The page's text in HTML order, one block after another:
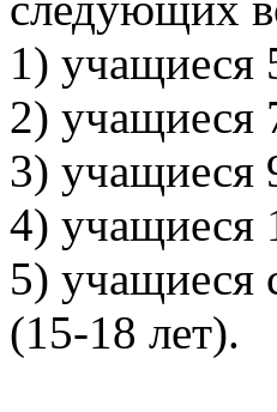
1) учащиеся
2) учащиеся
3) учащиеся
4) учащиеся
5) учащиеся
(15-18 лет).